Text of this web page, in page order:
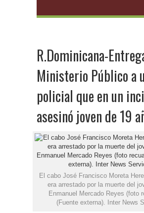
R.Dominicana-
Ministerio Público a
policial que en un
asesinó joven de 19
El cabo José Francisco Moreta
era arrestado por la muerte del
Enmanuel Mercado Reyes (foto
(Fuente externa). Inter News